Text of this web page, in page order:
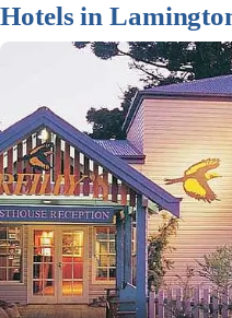
Hotels in